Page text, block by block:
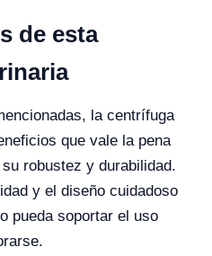
de esta
la centrífuga
que vale la pena
robustez y durabilidad.
y el diseño cuidadoso
pueda soportar el uso